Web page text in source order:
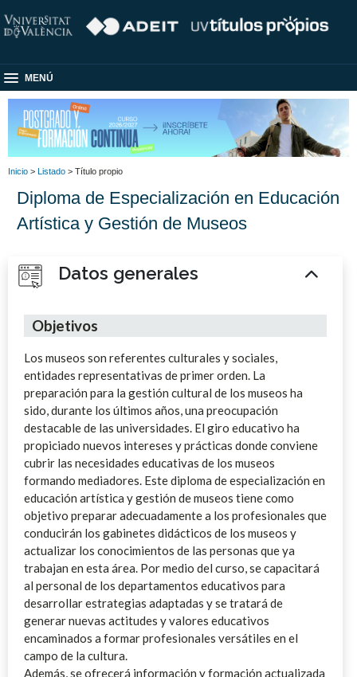
MENÚ
Inicio > Listado > Título propio
Diploma de Especialización en Educación
Artística y Gestión de Museos
Datos generales
Objetivos
Los museos son referentes culturales y sociales,
entidades representativas de primer orden. La
preparación para la gestión cultural de los museos ha
sido, durante los últimos años, una preocupación
destacable de las universidades. El giro educativo ha
propiciado nuevos intereses y prácticas donde conviene
cubrir las necesidades educativas de los museos
formando mediadores. Este diploma de especialización en
educación artística y gestión de museos tiene como
objetivo preparar adecuadamente a los profesionales que
conducirán los gabinetes didácticos de los museos y
actualizar los conocimientos de las personas que ya
trabajan en esta área. Por medio del curso, se capacitará
al personal de los departamentos educativos para
desarrollar estrategias adaptadas y se tratará de
generar nuevas actitudes y valores educativos
encaminados a formar profesionales versátiles en el
campo de la cultura.
Además, se ofrecerá información y formación actualizada